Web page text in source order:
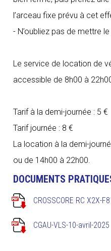
l’arceau fixe prévu à cet
- N’oubliez pas de mettre
Le service de location de
accessible de 8h00 à
Tarif à la demi-journée : 5 €
Tarif journée : 8 €
La location à la demi-
ou de 14h00 à 22h00.
DOCUMENTS
CROSSCORE RC X2X-
CGAU-VLS-10-avril-2025